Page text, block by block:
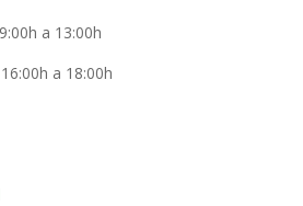
a 13:00h
a 18:00h